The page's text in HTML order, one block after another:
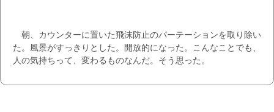
朝、カウンターに置いた飛沫防止のパーテーションを取り除い
た。風景がすっきりとした。開放的になった。こんなことでも、
人の気持ちって、変わるものなんだ。そう思った。